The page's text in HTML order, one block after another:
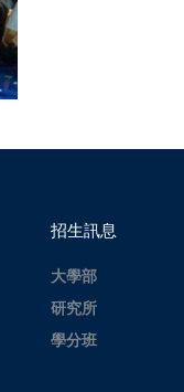
招生訊息
大學部
研究所
學分班